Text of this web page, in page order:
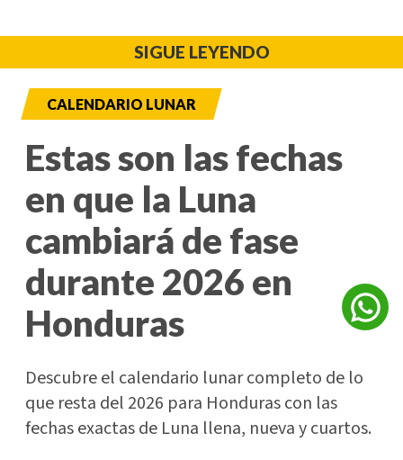
SIGUE LEYENDO
CALENDARIO LUNAR
Estas son las fechas
en que la Luna
cambiará de fase
durante 2026 en
Honduras
Descubre el calendario lunar completo de lo
que resta del 2026 para Honduras con las
fechas exactas de Luna llena, nueva y cuartos.